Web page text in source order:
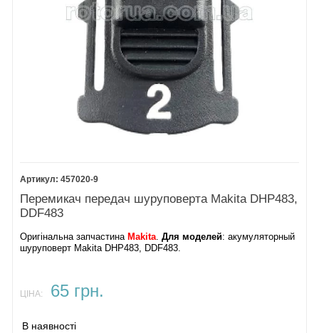
457020-9
Перемикач передач шуруповерта Makita DHP483,
DDF483
Оригінальна запчастина Makita.Для моделей: акумуляторный
шуруповерт Makita DHP483, DDF483.
ЦІНА: 65 грн.
В наявності